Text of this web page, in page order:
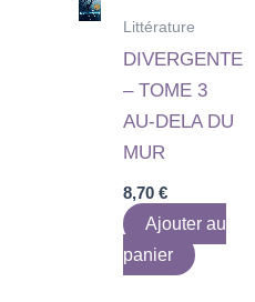
Littérature
DIVERGENTE
– TOME 3
AU-DELA DU
MUR
8,70€
Ajouter au
panier